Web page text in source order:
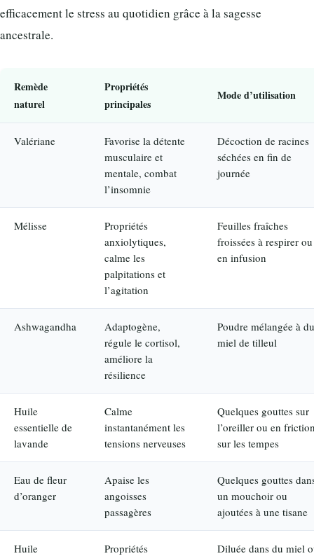
efficacement le stress au quotidien grâce à la sagesse
ancestrale.
Remède
naturel
Propriétés
principales
Mode d’utilisation
Valériane
Favorise la détente
musculaire et
mentale, combat
l’insomnie
Décoction de racines
séchées en fin de
journée
Mélisse
Propriétés
anxiolytiques,
calme les
palpitations et
l’agitation
Feuilles fraîches
froissées à respirer ou
en infusion
Ashwagandha
Adaptogène,
régule le cortisol,
améliore la
résilience
Poudre mélangée à du
miel de tilleul
Huile
essentielle de
lavande
Calme
instantanément les
tensions nerveuses
Quelques gouttes sur
l’oreiller ou en
sur les tempes
Eau de fleur
d’oranger
Apaise les
angoisses
passagères
Quelques gouttes
un mouchoir ou
ajoutées à une tisane
Huile
Propriétés
Diluée dans du miel